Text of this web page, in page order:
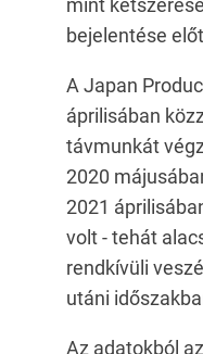
mint
bejelentése
A Japan
áprilisában
távmunkát
2020
2021
volt - tehát
rendkívüli
utáni
Az adatokból